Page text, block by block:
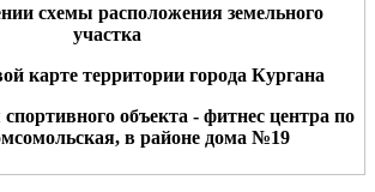
схемы расположения земельного
участка
карте территории города Кургана
спортивного объекта - фитнес центра по
, в районе дома №19